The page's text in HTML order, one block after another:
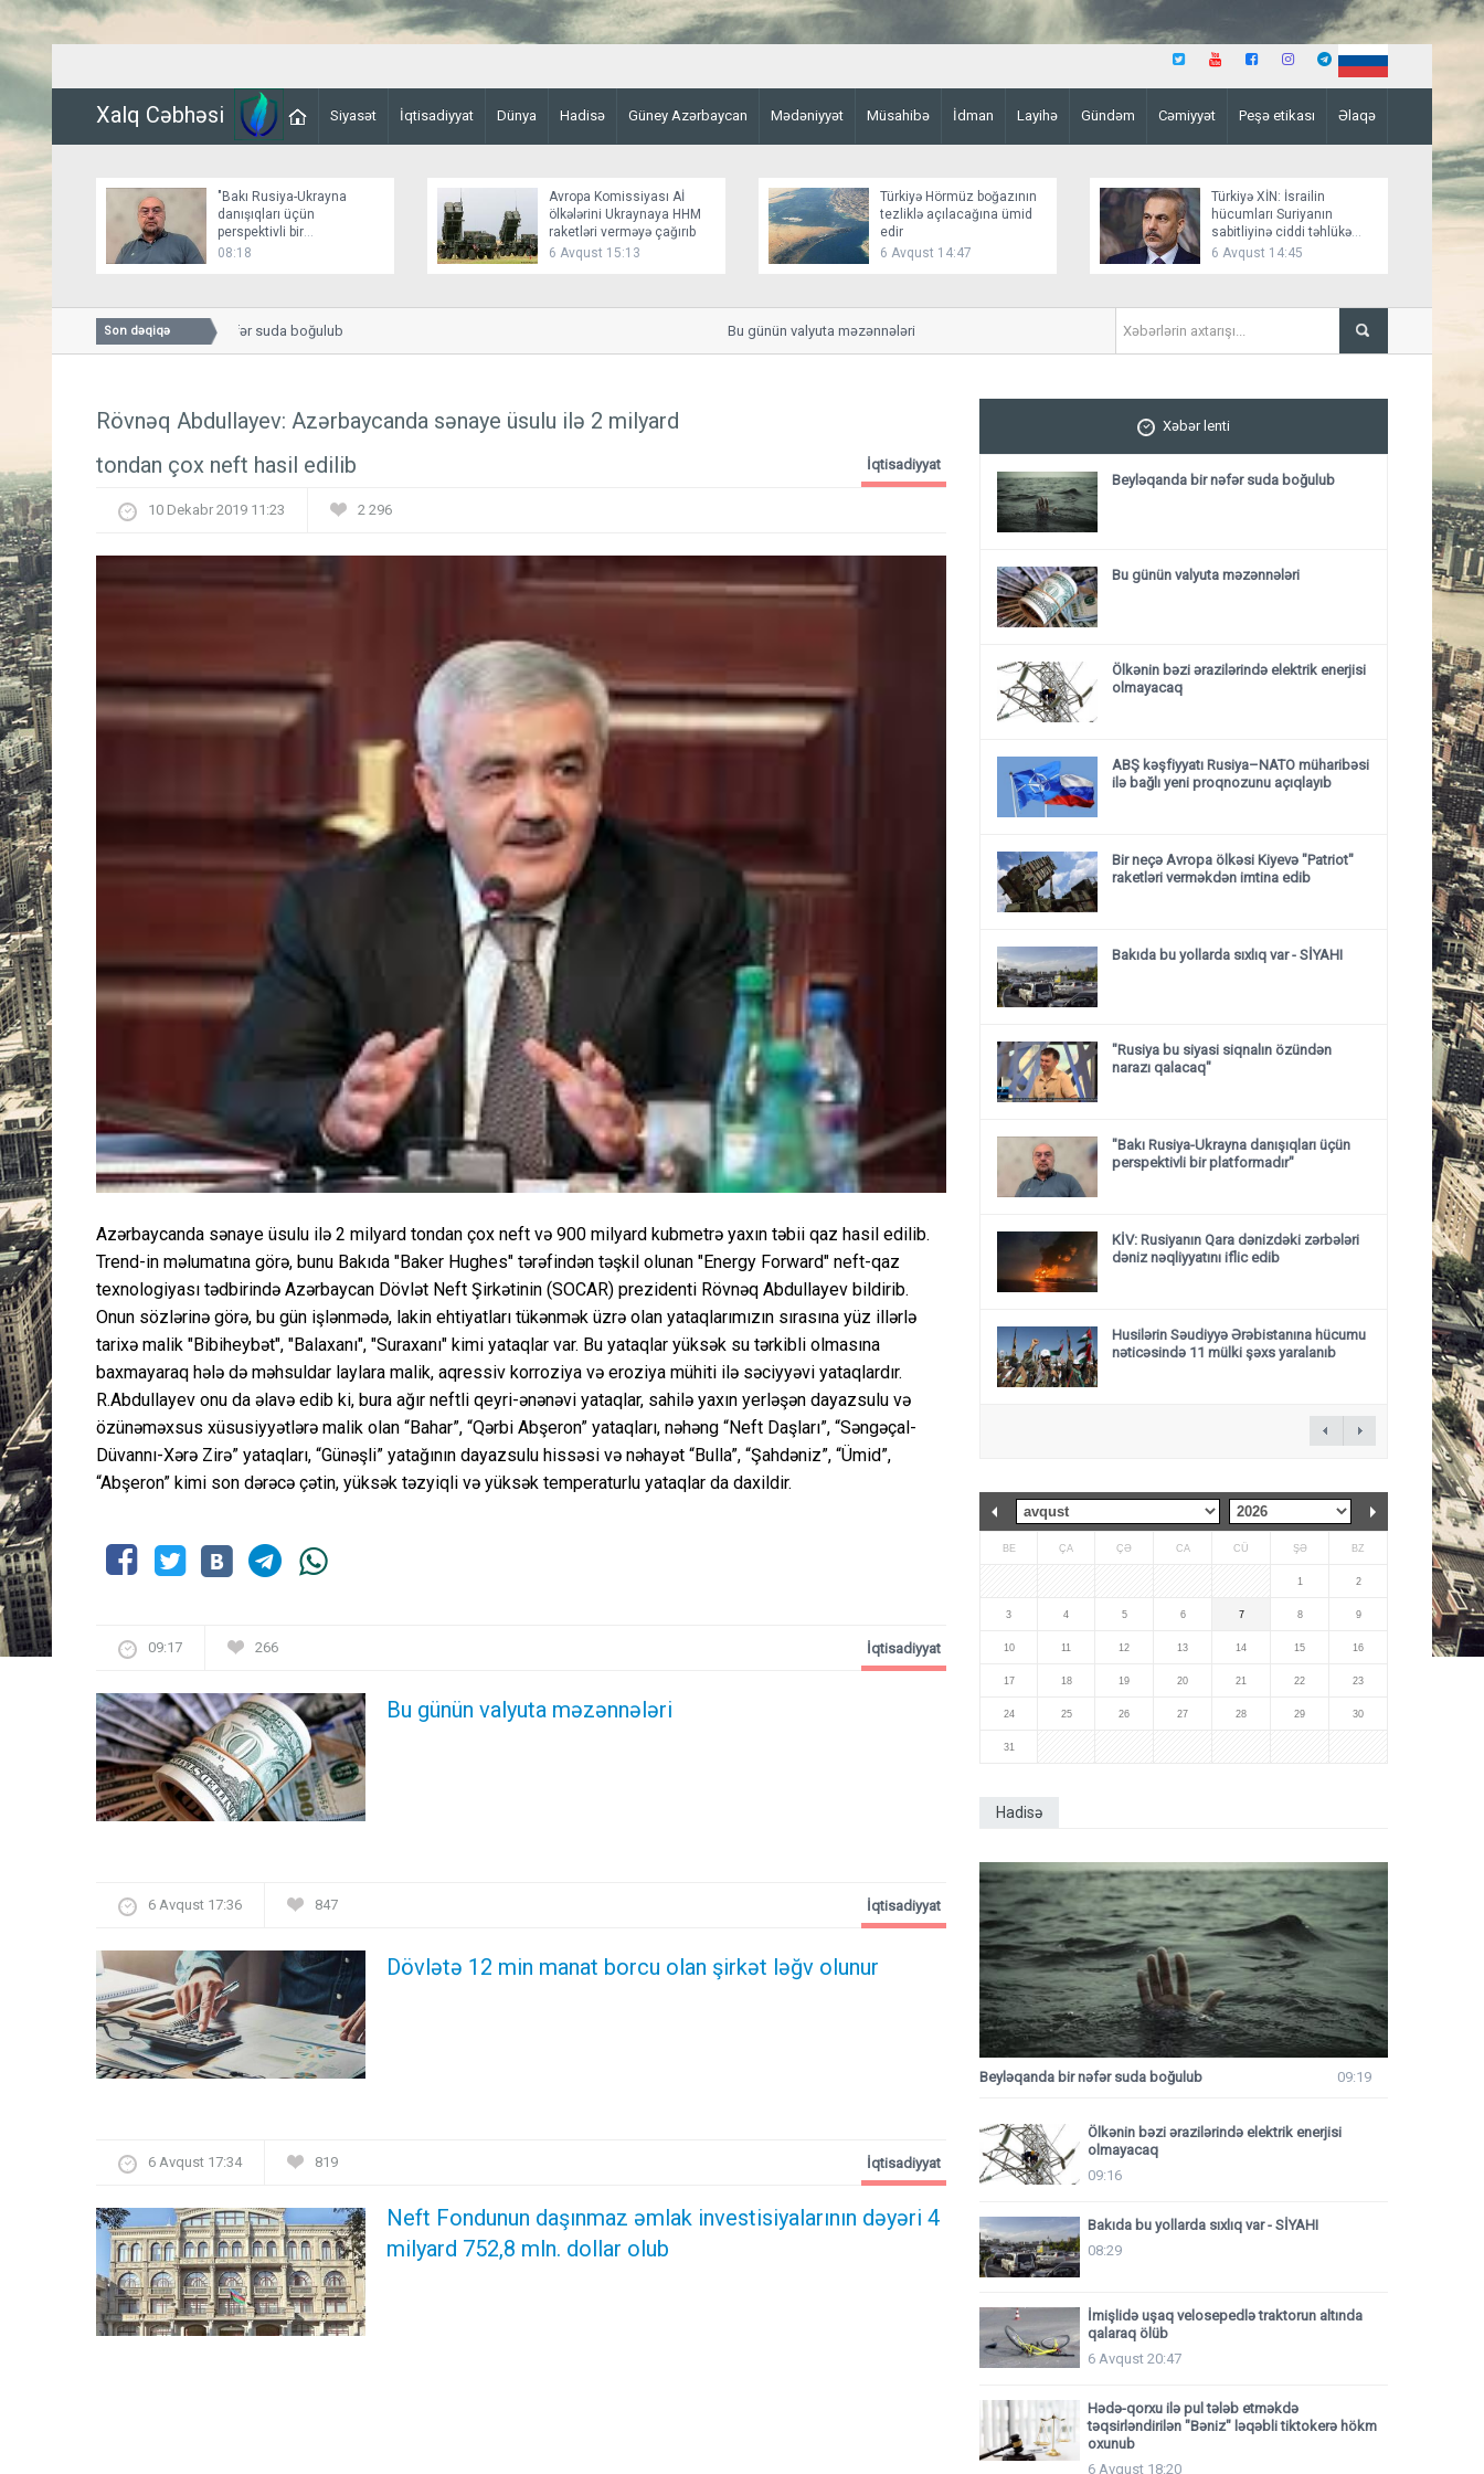
Xalq Cəbhəsi Siyasət İqtisadiyyat Dünya Hadisə Güney Azərbaycan Mədəniyyət Müsahibə İdman Layihə Gündəm Cəmiyyət Peşə etikası Əlaqə
"Bakı Rusiya-Ukrayna
danışıqları üçün
perspektivli bir
platformadır"
08:18
Avropa Komissiyası Aİ
ölkələrini Ukraynaya HHM
raketləri verməyə çağırıb
6 Avqust 15:13
Türkiyə Hörmüz boğazının
tezliklə açılacağına ümid
edir
6 Avqust 14:47
Türkiyə XİN: İsrailin
hücumları Suriyanın
sabitliyinə ciddi təhlükə
yaradır
6 Avqust 14:45
Son dəqiqə
Beyləqanda bir nəfər suda boğulub Bu günün valyuta məzənnələri Ölkənin bəzi ərazilərində
Rövnəq Abdullayev: Azərbaycanda sənaye üsulu ilə 2 milyard
tondan çox neft hasil edilib
İqtisadiyyat
10 Dekabr 2019 11:23 2 296
Azərbaycanda sənaye üsulu ilə 2 milyard tondan çox neft və 900 milyard kubmetrə yaxın təbii qaz hasil edilib.
Trend-in məlumatına görə, bunu Bakıda "Baker Hughes" tərəfindən təşkil olunan "Energy Forward" neft-qaz
texnologiyası tədbirində Azərbaycan Dövlət Neft Şirkətinin (SOCAR) prezidenti Rövnəq Abdullayev bildirib.
Onun sözlərinə görə, bu gün işlənmədə, lakin ehtiyatları tükənmək üzrə olan yataqlarımızın sırasına yüz illərlə
tarixə malik "Bibiheybət", "Balaxanı", "Suraxanı" kimi yataqlar var. Bu yataqlar yüksək su tərkibli olmasına
baxmayaraq hələ də məhsuldar laylara malik, aqressiv korroziya və eroziya mühiti ilə səciyyəvi yataqlardır.
R.Abdullayev onu da əlavə edib ki, bura ağır neftli qeyri-ənənəvi yataqlar, sahilə yaxın yerləşən dayazsulu və
özünəməxsus xüsusiyyətlərə malik olan “Bahar”, “Qərbi Abşeron” yataqları, nəhəng “Neft Daşları”, “Səngəçal-
Düvannı-Xərə Zirə” yataqları, “Günəşli” yatağının dayazsulu hissəsi və nəhayət “Bulla”, “Şahdəniz”, “Ümid”,
“Abşeron” kimi son dərəcə çətin, yüksək təzyiqli və yüksək temperaturlu yataqlar da daxildir.
09:17 266
Bu günün valyuta məzənnələri
İqtisadiyyat
6 Avqust 17:36 847
Dövlətə 12 min manat borcu olan şirkət ləğv olunur
İqtisadiyyat
6 Avqust 17:34 819
Neft Fondunun daşınmaz əmlak investisiyalarının dəyəri 4
milyard 752,8 mln. dollar olub
İqtisadiyyat
Xəbər lenti
Beyləqanda bir nəfər suda boğulub
Bu günün valyuta məzənnələri
Ölkənin bəzi ərazilərində elektrik enerjisi
olmayacaq
ABŞ kəşfiyyatı Rusiya–NATO müharibəsi
ilə bağlı yeni proqnozunu açıqlayıb
Bir neçə Avropa ölkəsi Kiyevə "Patriot"
raketləri verməkdən imtina edib
Bakıda bu yollarda sıxlıq var - SİYAHI
"Rusiya bu siyasi siqnalın özündən
narazı qalacaq"
"Bakı Rusiya-Ukrayna danışıqları üçün
perspektivli bir platformadır"
KİV: Rusiyanın Qara dənizdəki zərbələri
dəniz nəqliyyatını iflic edib
Husilərin Səudiyyə Ərəbistanına hücumu
nəticəsində 11 mülki şəxs yaralanıb
BE ÇA ÇƏ CA CÜ ŞƏ BZ
1 2
3 4 5 6 7 8 9
10 11 12 13 14 15 16
17 18 19 20 21 22 23
24 25 26 27 28 29 30
31
Hadisə
Beyləqanda bir nəfər suda boğulub 09:19
Ölkənin bəzi ərazilərində elektrik enerjisi
olmayacaq
09:16
Bakıda bu yollarda sıxlıq var - SİYAHI
08:29
İmişlidə uşaq velosepedlə traktorun altında
qalaraq ölüb
6 Avqust 20:47
Hədə-qorxu ilə pul tələb etməkdə
təqsirləndirilən "Bəniz" ləqəbli tiktokerə hökm
oxunub
6 Avqust 18:20